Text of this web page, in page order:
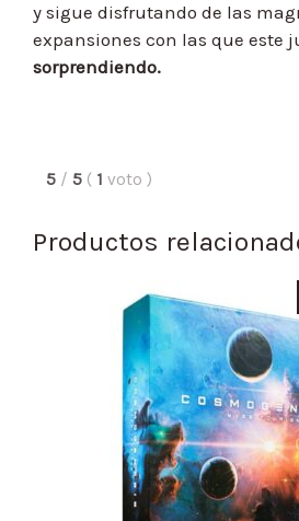
y sigue disfrutando de las
expansiones con las que este
sorprendiendo.
5 / 5 ( 1 voto )
Productos